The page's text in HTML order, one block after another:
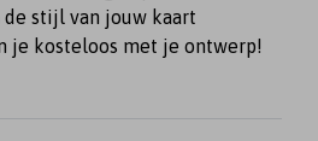
stijl van jouw kaart
je kosteloos met je ontwerp!